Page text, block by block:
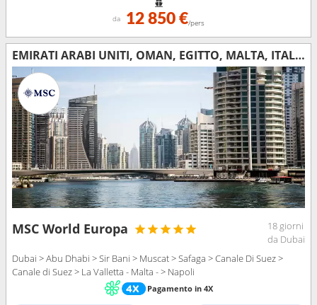
da 12 850 €/pers
EMIRATI ARABI UNITI, OMAN, EGITTO, MALTA, ITALIA
MSC World Europa
18 giorni
da Dubai
Dubai > Abu Dhabi > Sir Bani > Muscat > Safaga > Canale Di Suez >
Canale di Suez > La Valletta - Malta - > Napoli
Pagamento in 4X